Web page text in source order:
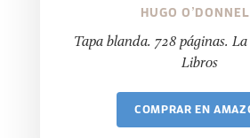
HUGO
Tapa blanda. 728 páginas.
Libros
COMPRAR